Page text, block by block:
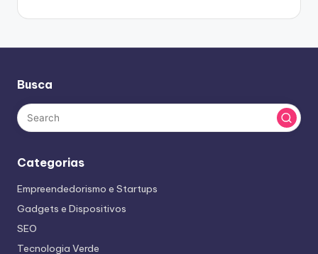
Busca
Categorias
Empreendedorismo e Startups
Gadgets e Dispositivos
SEO
Tecnologia Verde